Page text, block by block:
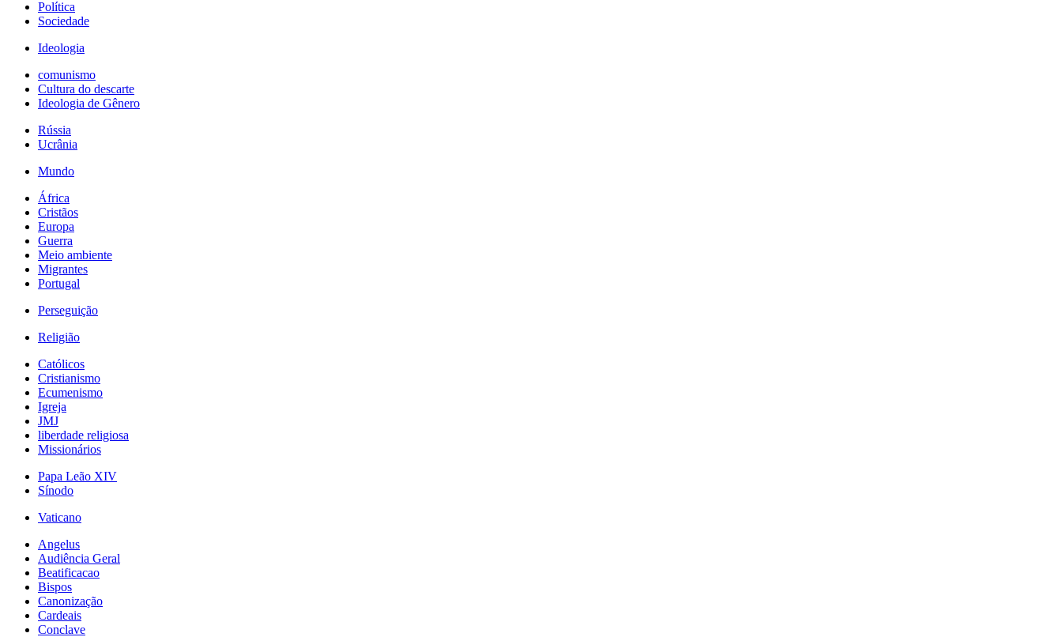
Política
Sociedade
Ideologia
comunismo
Cultura do descarte
Ideologia de Gênero
Rússia
Ucrânia
Mundo
África
Cristãos
Europa
Guerra
Meio ambiente
Migrantes
Portugal
Perseguição
Religião
Católicos
Cristianismo
Ecumenismo
Igreja
JMJ
liberdade religiosa
Missionários
Papa Leão XIV
Sínodo
Vaticano
Angelus
Audiência Geral
Beatificacao
Bispos
Canonização
Cardeais
Conclave